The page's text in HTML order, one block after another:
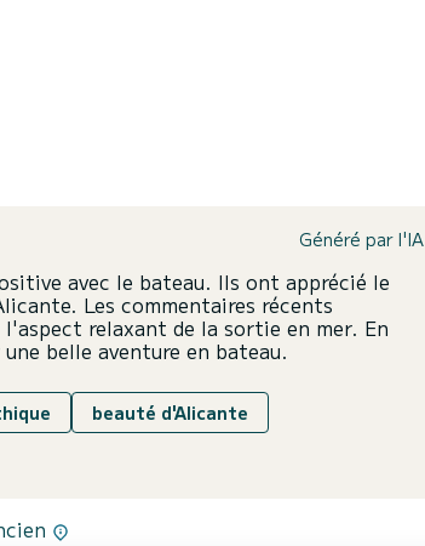
Généré par l'IA
avec le bateau. Ils ont apprécié le
Les commentaires récents
relaxant de la sortie en mer. En
belle aventure en bateau.
beauté d'Alicante